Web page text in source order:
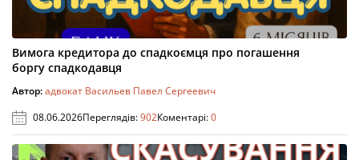
Вимога кредитора до спадкоємця про погашення
боргу спадкодавця
Автор:адвокат Васильев Павел Сергеевич
08.06.2026Переглядів:902Коментарі:0